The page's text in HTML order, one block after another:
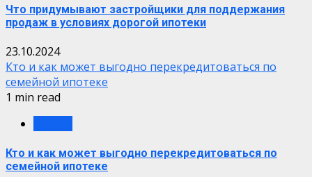
Что придумывают застройщики для поддержания
продаж в условиях дорогой ипотеки
23.10.2024
Кто и как может выгодно перекредитоваться по
семейной ипотеке
1 min read
Кто и как может выгодно перекредитоваться по
семейной ипотеке